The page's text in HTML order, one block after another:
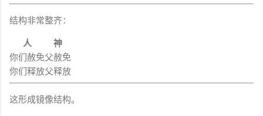
结构非常整齐：
人
神
你们赦免父赦免
你们释放父释放
这形成镜像结构。